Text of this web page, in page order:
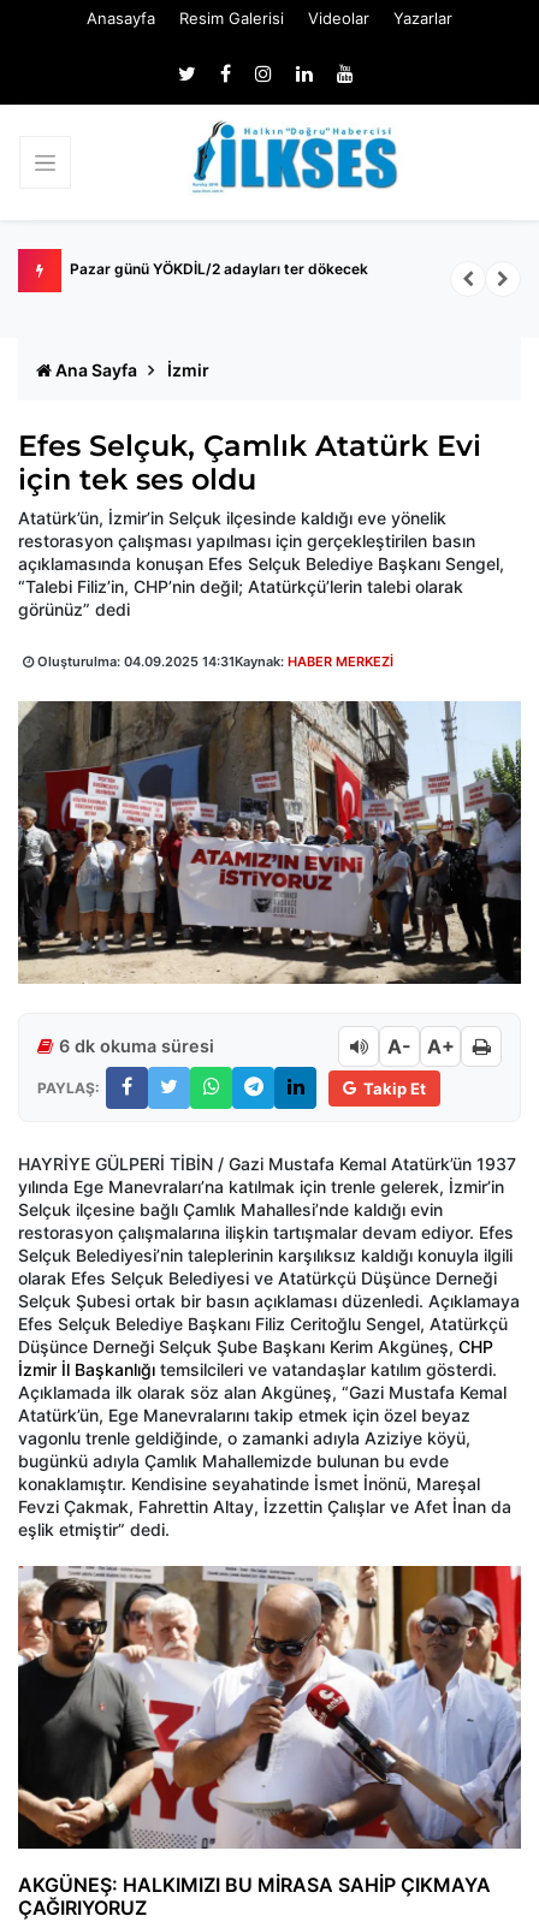
Anasayfa Resim Galerisi Videolar Yazarlar
Pazar günü YÖKDİL/2 adayları ter dökecek
Ana Sayfa İzmir
Efes Selçuk, Çamlık Atatürk Evi
için tek ses oldu
Atatürk’ün, İzmir’in Selçuk ilçesinde kaldığı eve yönelik
restorasyon çalışması yapılması için gerçekleştirilen basın
açıklamasında konuşan Efes Selçuk Belediye Başkanı Sengel,
“Talebi Filiz’in, CHP’nin değil; Atatürkçü’lerin talebi olarak
görünüz” dedi
Oluşturulma: 04.09.2025 14:31Kaynak: HABER MERKEZİ
6 dk okuma süresi A- A+
PAYLAŞ: Takip Et
HAYRİYE GÜLPERİ TİBİN / Gazi Mustafa Kemal Atatürk’ün 1937
yılında Ege Manevraları’na katılmak için trenle gelerek, İzmir’in
Selçuk ilçesine bağlı Çamlık Mahallesi’nde kaldığı evin
restorasyon çalışmalarına ilişkin tartışmalar devam ediyor. Efes
Selçuk Belediyesi’nin taleplerinin karşılıksız kaldığı konuyla ilgili
olarak Efes Selçuk Belediyesi ve Atatürkçü Düşünce Derneği
Selçuk Şubesi ortak bir basın açıklaması düzenledi. Açıklamaya
Efes Selçuk Belediye Başkanı Filiz Ceritoğlu Sengel, Atatürkçü
Düşünce Derneği Selçuk Şube Başkanı Kerim Akgüneş, CHP
İzmir İl Başkanlığı temsilcileri ve vatandaşlar katılım gösterdi.
Açıklamada ilk olarak söz alan Akgüneş, “Gazi Mustafa Kemal
Atatürk’ün, Ege Manevralarını takip etmek için özel beyaz
vagonlu trenle geldiğinde, o zamanki adıyla Aziziye köyü,
bugünkü adıyla Çamlık Mahallemizde bulunan bu evde
konaklamıştır. Kendisine seyahatinde İsmet İnönü, Mareşal
Fevzi Çakmak, Fahrettin Altay, İzzettin Çalışlar ve Afet İnan da
eşlik etmiştir” dedi.
AKGÜNEŞ: HALKIMIZI BU MİRASA SAHİP ÇIKMAYA
ÇAĞIRIYORUZ